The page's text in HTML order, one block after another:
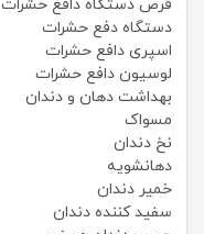
قرص دستگاه دافع حشرات
دستگاه دفع حشرات
اسپری دافع حشرات
لوسیون دافع حشرات
بهداشت دهان و دندان
مسواک
نخ دندان
دهانشویه
خمیر دندان
سفید کننده دندان